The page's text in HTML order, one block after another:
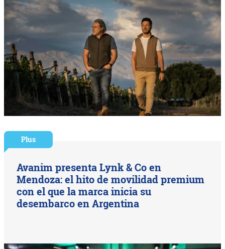
Plus
Avanim presenta Lynk & Co en
Mendoza: el hito de movilidad premium
con el que la marca inicia su
desembarco en Argentina